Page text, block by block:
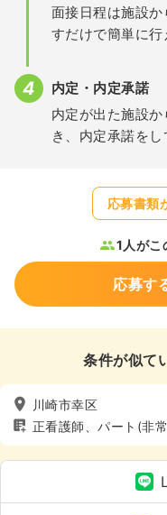
面接日程は施設
すだけで簡単に行
内定・内定承諾
内定が出た施設
き、内定承諾をし
応募書類
1人がこ
応募す
条件が似て
川崎市幸区
正看護師、パート(非